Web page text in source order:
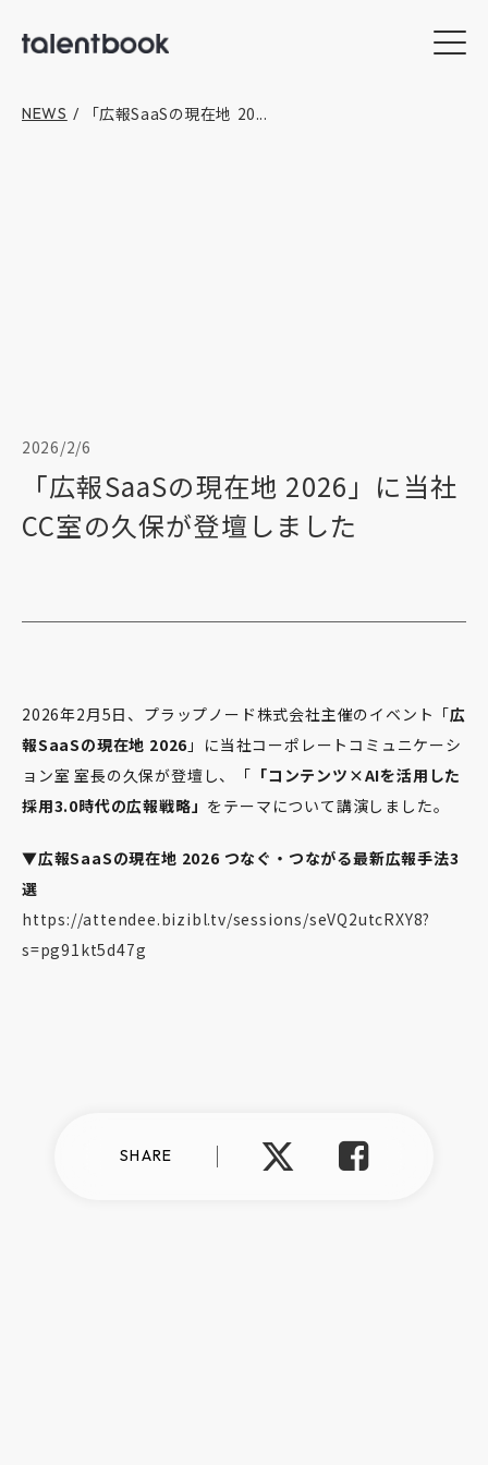
SHARE
NEWS / 「広報SaaSの現在地 20...
2026/2/6
「広報SaaSの現在地 2026」に当社
CC室の久保が登壇しました
2026年2月5日、プラップノード株式会社主催のイベント「広
報SaaSの現在地 2026 」に当社コーポレートコミュニケーシ
ョン室 室長の久保が登壇し、「 「コンテンツ×AIを活用した
採用3.0時代の広報戦略」 をテーマについて講演しました。
▼広報SaaSの現在地 2026 つなぐ・つながる最新広報手法3
選
https://attendee.bizibl.tv/sessions/seVQ2utcRXY8?
s=pg91kt5d47g